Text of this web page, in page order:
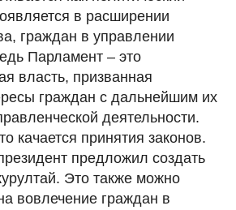
в расширении
граждан в управлении
Парламент – это
власть, призванная
граждан с дальнейшим их
деятельности.
качается принятия законов.
предложил создать
Это также можно
вовлечение граждан в